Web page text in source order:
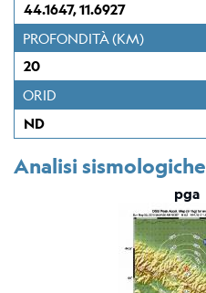
Rete
sismometrica
Mappa
Webcam
Per
sismologi
44.1647, 11.6927
PROFONDITÀ (KM)
20
ORID
ND
Analisi sismologiche
pga